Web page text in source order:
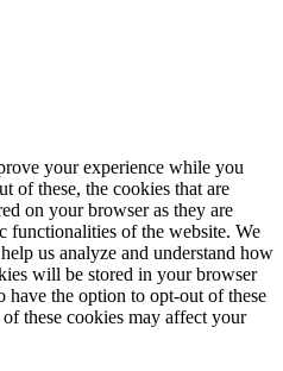
your experience while you
of these, the cookies that are
on your browser as they are
functionalities of the website. We
us analyze and understand how
will be stored in your browser
the option to opt-out of these
these cookies may affect your